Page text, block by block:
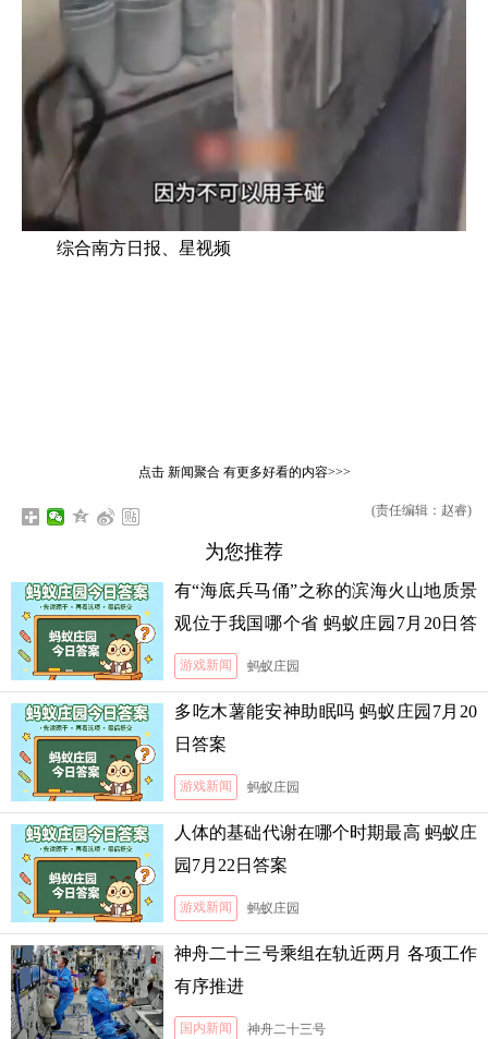
综合南方日报、星视频
点击 新闻聚合有更多好看的内容>>>
(责任编辑：赵睿)
为您推荐
有“海底兵马俑”之称的滨海火山地质景
观位于我国哪个省 蚂蚁庄园7月20日答
案
游戏新闻 蚂蚁庄园
多吃木薯能安神助眠吗 蚂蚁庄园7月20
日答案
游戏新闻 蚂蚁庄园
人体的基础代谢在哪个时期最高 蚂蚁庄
园7月22日答案
游戏新闻 蚂蚁庄园
神舟二十三号乘组在轨近两月 各项工作
有序推进
国内新闻 神舟二十三号